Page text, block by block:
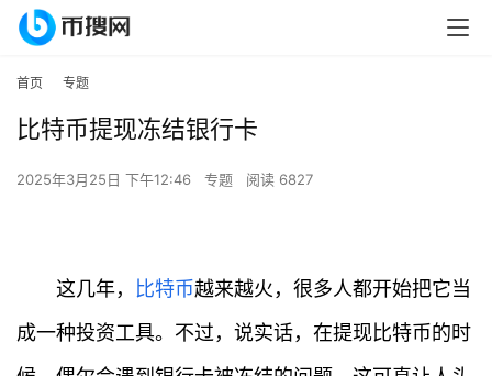
首页 专题
比特币提现冻结银行卡
2025年3月25日 下午12:46 专题 阅读 6827
这几年， 比特币越来越火，很多人都开始把它当
成一种投资工具。不过，说实话，在提现比特币的时